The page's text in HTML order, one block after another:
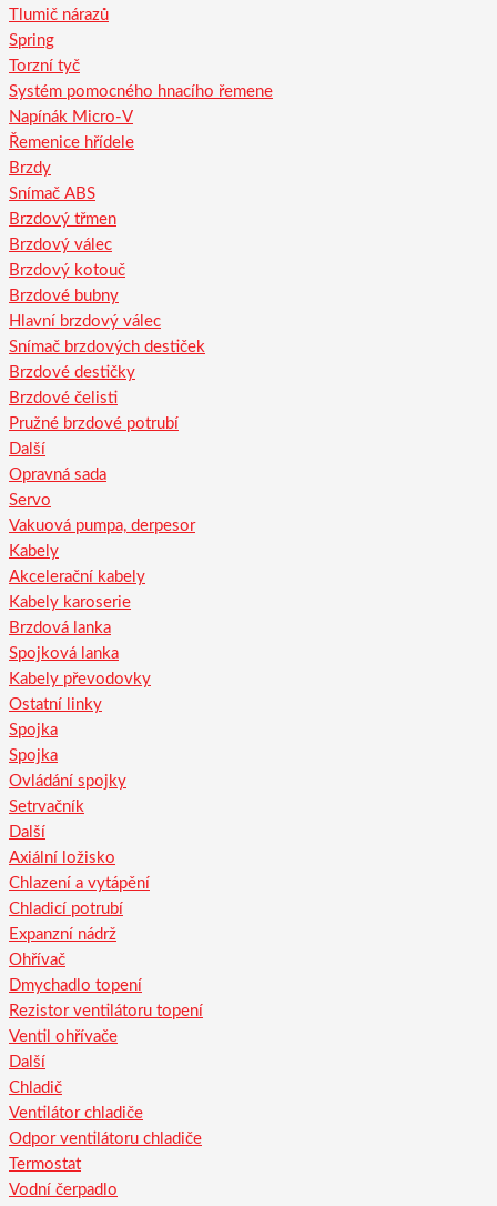
Tlumič nárazů
Spring
Torzní tyč
Systém pomocného hnacího řemene
Napínák Micro-V
Řemenice hřídele
Brzdy
Snímač ABS
Brzdový třmen
Brzdový válec
Brzdový kotouč
Brzdové bubny
Hlavní brzdový válec
Snímač brzdových destiček
Brzdové destičky
Brzdové čelisti
Pružné brzdové potrubí
Další
Opravná sada
Servo
Vakuová pumpa, derpesor
Kabely
Akcelerační kabely
Kabely karoserie
Brzdová lanka
Spojková lanka
Kabely převodovky
Ostatní linky
Spojka
Spojka
Ovládání spojky
Setrvačník
Další
Axiální ložisko
Chlazení a vytápění
Chladicí potrubí
Expanzní nádrž
Ohřívač
Dmychadlo topení
Rezistor ventilátoru topení
Ventil ohřívače
Další
Chladič
Ventilátor chladiče
Odpor ventilátoru chladiče
Termostat
Vodní čerpadlo